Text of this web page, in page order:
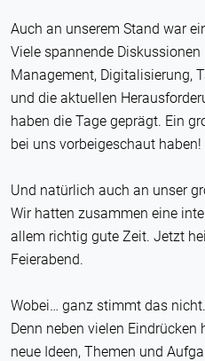
Auch an unserem Stand war
Viele spannende
Management, Digitalisierung,
und die aktuellen
haben die Tage geprägt. Ein
bei uns vorbeigeschaut haben!
Und natürlich auch an unser
Wir hatten zusammen eine
allem richtig gute Zeit. Jetzt
Feierabend.
Wobei… ganz stimmt das nicht.
Denn neben vielen
neue Ideen, Themen und